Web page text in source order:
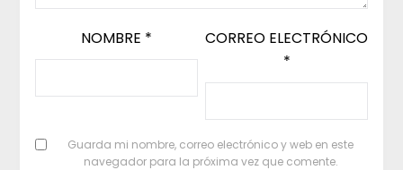
NOMBRE *
CORREO ELECTRÓNICO
*
Guarda mi nombre, correo electrónico y web en este
navegador para la próxima vez que comente.